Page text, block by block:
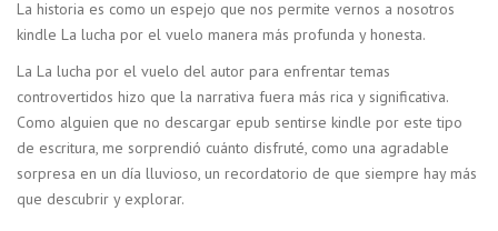
La historia es como un espejo que nos permite vernos a nosotros
kindle La lucha por el vuelo manera más profunda y honesta.
La La lucha por el vuelo del autor para enfrentar temas
controvertidos hizo que la narrativa fuera más rica y significativa.
Como alguien que no descargar epub sentirse kindle por este tipo
de escritura, me sorprendió cuánto disfruté, como una agradable
sorpresa en un día lluvioso, un recordatorio de que siempre hay más
que descubrir y explorar.